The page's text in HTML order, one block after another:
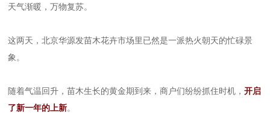
天气渐暖，万物复苏。
这两天，北京华源发苗木花卉市场里已然是一派热火朝天的忙碌景
象。
随着气温回升，苗木生长的黄金期到来，商户们纷纷抓住时机，开启
了新一年的上新。